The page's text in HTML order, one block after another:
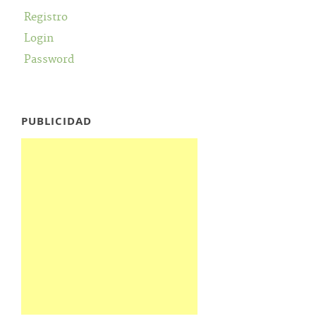
Registro
Login
Password
PUBLICIDAD